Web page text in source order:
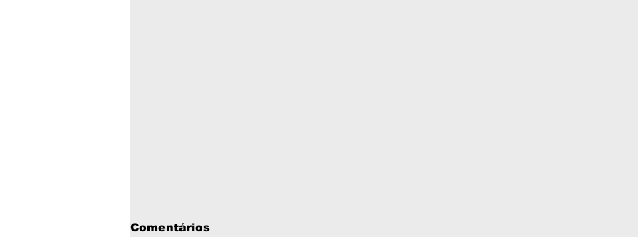
Comentários